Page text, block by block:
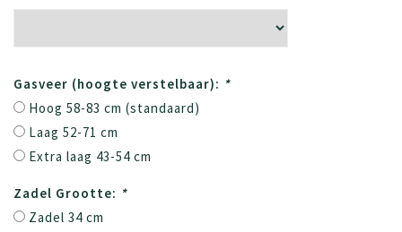
Gasveer (hoogte verstelbaar): *
Hoog 58-83 cm (standaard)
Laag 52-71 cm
Extra laag 43-54 cm
Zadel Grootte: *
Zadel 34 cm